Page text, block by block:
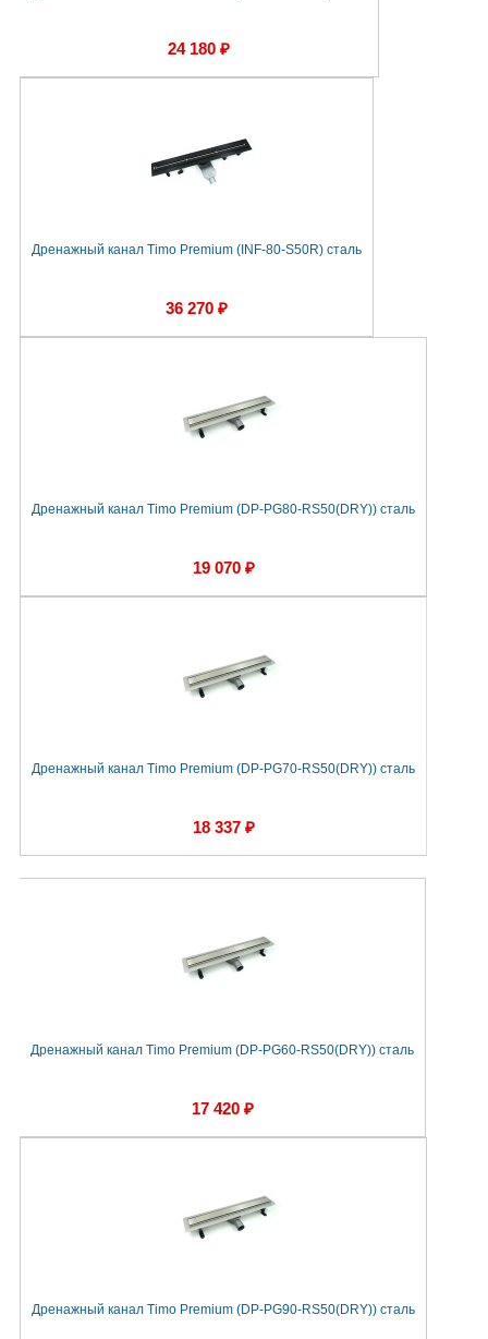
24 180 ₽
Дренажный канал Timo Premium (INF-80-S50R) сталь
36 270 ₽
Дренажный канал Timo Premium (DP-PG80-RS50(DRY)) сталь
19 070 ₽
Дренажный канал Timo Premium (DP-PG70-RS50(DRY)) сталь
18 337 ₽
Дренажный канал Timo Premium (DP-PG60-RS50(DRY)) сталь
17 420 ₽
Дренажный канал Timo Premium (DP-PG90-RS50(DRY)) сталь